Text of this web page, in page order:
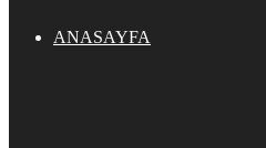
ANASAYFA